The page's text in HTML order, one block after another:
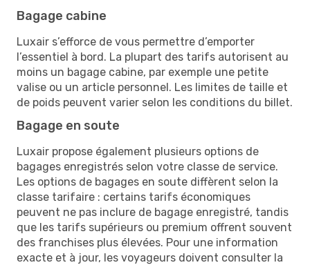
Bagage cabine
Luxair s’efforce de vous permettre d’emporter
l’essentiel à bord. La plupart des tarifs autorisent au
moins un bagage cabine, par exemple une petite
valise ou un article personnel. Les limites de taille et
de poids peuvent varier selon les conditions du billet.
Bagage en soute
Luxair propose également plusieurs options de
bagages enregistrés selon votre classe de service.
Les options de bagages en soute diffèrent selon la
classe tarifaire : certains tarifs économiques
peuvent ne pas inclure de bagage enregistré, tandis
que les tarifs supérieurs ou premium offrent souvent
des franchises plus élevées. Pour une information
exacte et à jour, les voyageurs doivent consulter la